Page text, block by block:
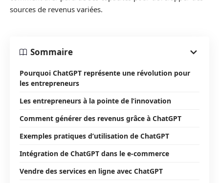
sources de revenus variées.
Sommaire
Pourquoi ChatGPT représente une révolution pour
les entrepreneurs
Les entrepreneurs à la pointe de l’innovation
Comment générer des revenus grâce à ChatGPT
Exemples pratiques d’utilisation de ChatGPT
Intégration de ChatGPT dans le e-commerce
Vendre des services en ligne avec ChatGPT